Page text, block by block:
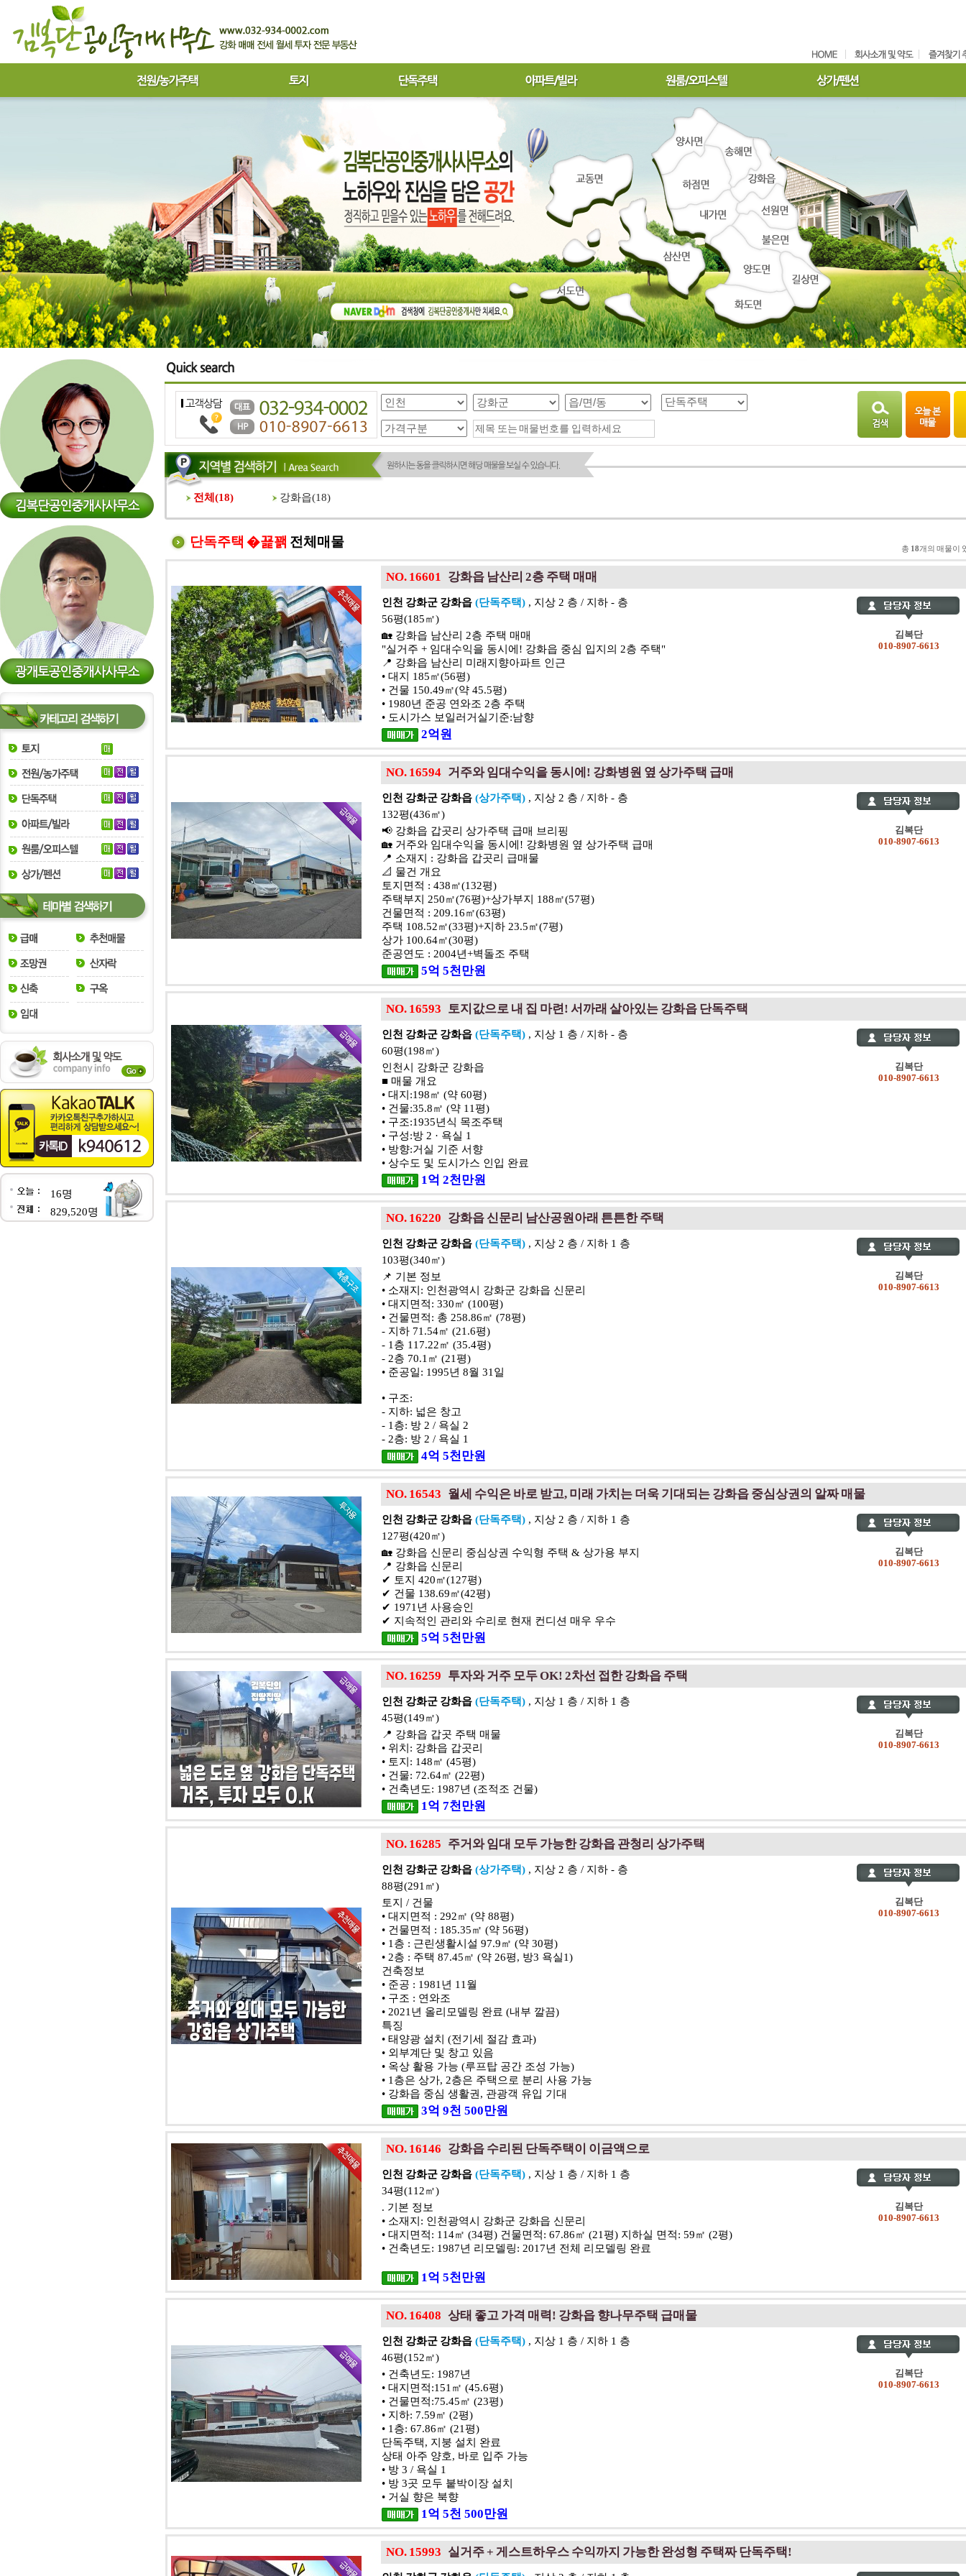
16명
829,520명
전체(18) 강화읍(18)
단독주택 �꾩꽭 전체매물 총 18개의 매물이
NO. 16601 강화읍 남산리 2층 주택 매매
인천 강화군 강화읍 (단독주택) , 지상 2 층 / 지하 - 층
56평(185㎡)
🏡 강화읍 남산리 2층 주택 매매
"실거주 + 임대수익을 동시에! 강화읍 중심 입지의 2층 주택"
📍 강화읍 남산리 미래지향아파트 인근
• 대지 185㎡(56평)
• 건물 150.49㎡(약 45.5평)
• 1980년 준공 연와조 2층 주택
• 도시가스 보일러거실기준:남향
김복단
010-8907-6613
2억 원
NO. 16594 거주와 임대수익을 동시에! 강화병원 옆 상가주택 급매
인천 강화군 강화읍 (상가주택) , 지상 2 층 / 지하 - 층
132평(436㎡)
📢 강화읍 갑곳리 상가주택 급매 브리핑
🏡 거주와 임대수익을 동시에! 강화병원 옆 상가주택 급매
📍 소재지 : 강화읍 갑곳리 급매물
📐 물건 개요
토지면적 : 438㎡(132평)
주택부지 250㎡(76평)+상가부지 188㎡(57평)
건물면적 : 209.16㎡(63평)
주택 108.52㎡(33평)+지하 23.5㎡(7평)
상가 100.64㎡(30평)
준공연도 : 2004년+벽돌조 주택
김복단
010-8907-6613
5억 5천만원
NO. 16593 토지값으로 내 집 마련! 서까래 살아있는 강화읍 단독주택
인천 강화군 강화읍 (단독주택) , 지상 1 층 / 지하 - 층
60평(198㎡)
인천시 강화군 강화읍
■ 매물 개요
• 대지:198㎡ (약 60평)
• 건물:35.8㎡ (약 11평)
• 구조:1935년식 목조주택
• 구성:방 2 · 욕실 1
• 방향:거실 기준 서향
• 상수도 및 도시가스 인입 완료
김복단
010-8907-6613
1억 2천만원
NO. 16220 강화읍 신문리 남산공원아래 튼튼한 주택
인천 강화군 강화읍 (단독주택) , 지상 2 층 / 지하 1 층
103평(340㎡)
📌 기본 정보
• 소재지: 인천광역시 강화군 강화읍 신문리
• 대지면적: 330㎡ (100평)
• 건물면적: 총 258.86㎡ (78평)
- 지하 71.54㎡ (21.6평)
- 1층 117.22㎡ (35.4평)
- 2층 70.1㎡ (21평)
• 준공일: 1995년 8월 31일
• 구조:
- 지하: 넓은 창고
- 1층: 방 2 / 욕실 2
- 2층: 방 2 / 욕실 1
김복단
010-8907-6613
4억 5천만원
NO. 16543 월세 수익은 바로 받고, 미래 가치는 더욱 기대되는 강화읍 중심상권의 알짜 매물
인천 강화군 강화읍 (단독주택) , 지상 2 층 / 지하 1 층
127평(420㎡)
🏡 강화읍 신문리 중심상권 수익형 주택 & 상가용 부지
📍 강화읍 신문리
✔ 토지 420㎡(127평)
✔ 건물 138.69㎡(42평)
✔ 1971년 사용승인
✔ 지속적인 관리와 수리로 현재 컨디션 매우 우수
김복단
010-8907-6613
5억 5천만원
NO. 16259 투자와 거주 모두 OK! 2차선 접한 강화읍 주택
인천 강화군 강화읍 (단독주택) , 지상 1 층 / 지하 1 층
45평(149㎡)
📍 강화읍 갑곳 주택 매물
• 위치: 강화읍 갑곳리
• 토지: 148㎡ (45평)
• 건물: 72.64㎡ (22평)
• 건축년도: 1987년 (조적조 건물)
김복단
010-8907-6613
1억 7천만원
NO. 16285 주거와 임대 모두 가능한 강화읍 관청리 상가주택
인천 강화군 강화읍 (상가주택) , 지상 2 층 / 지하 - 층
88평(291㎡)
토지 / 건물
• 대지면적 : 292㎡ (약 88평)
• 건물면적 : 185.35㎡ (약 56평)
• 1층 : 근린생활시설 97.9㎡ (약 30평)
• 2층 : 주택 87.45㎡ (약 26평, 방3 욕실1)
건축정보
• 준공 : 1981년 11월
• 구조 : 연와조
• 2021년 올리모델링 완료 (내부 깔끔)
특징
• 태양광 설치 (전기세 절감 효과)
• 외부계단 및 창고 있음
• 옥상 활용 가능 (루프탑 공간 조성 가능)
• 1층은 상가, 2층은 주택으로 분리 사용 가능
• 강화읍 중심 생활권, 관광객 유입 기대
김복단
010-8907-6613
3억 9천 500만원
NO. 16146 강화읍 수리된 단독주택이 이금액으로
인천 강화군 강화읍 (단독주택) , 지상 1 층 / 지하 1 층
34평(112㎡)
. 기본 정보
• 소재지: 인천광역시 강화군 강화읍 신문리
• 대지면적: 114㎡ (34평) 건물면적: 67.86㎡ (21평) 지하실 면적: 59㎡ (2평)
• 건축년도: 1987년 리모델링: 2017년 전체 리모델링 완료
김복단
010-8907-6613
1억 5천만원
NO. 16408 상태 좋고 가격 매력! 강화읍 향나무주택 급매물
인천 강화군 강화읍 (단독주택) , 지상 1 층 / 지하 1 층
46평(152㎡)
• 건축년도: 1987년
• 대지면적:151㎡ (45.6평)
• 건물면적:75.45㎡ (23평)
• 지하: 7.59㎡ (2평)
• 1층: 67.86㎡ (21평)
단독주택, 지붕 설치 완료
상태 아주 양호, 바로 입주 가능
• 방 3 / 욕실 1
• 방 3곳 모두 붙박이장 설치
• 거실 향은 북향
김복단
010-8907-6613
1억 5천 500만원
NO. 15993 실거주 + 게스트하우스 수익까지 가능한 완성형 주택짜 단독주택!